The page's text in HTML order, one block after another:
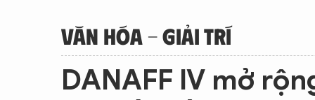
VĂN HÓA - GIẢI TRÍ
DANAFF IV mở